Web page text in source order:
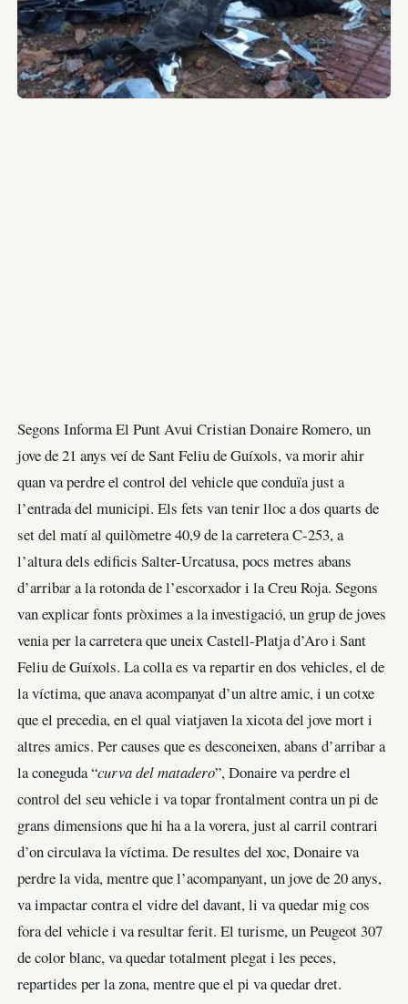
Segons Informa El Punt Avui Cristian Donaire Romero, un
jove de 21 anys veí de Sant Feliu de Guíxols, va morir ahir
quan va perdre el control del vehicle que conduïa just a
l’entrada del municipi. Els fets van tenir lloc a dos quarts de
set del matí al quilòmetre 40,9 de la carretera C-253, a
l’altura dels edificis Salter-Urcatusa, pocs metres abans
d’arribar a la rotonda de l’escorxador i la Creu Roja. Segons
van explicar fonts pròximes a la investigació, un grup de joves
venia per la carretera que uneix Castell-Platja d’Aro i Sant
Feliu de Guíxols. La colla es va repartir en dos vehicles, el de
la víctima, que anava acompanyat d’un altre amic, i un cotxe
que el precedia, en el qual viatjaven la xicota del jove mort i
altres amics. Per causes que es desconeixen, abans d’arribar a
la coneguda “curva del matadero”, Donaire va perdre el
control del seu vehicle i va topar frontalment contra un pi de
grans dimensions que hi ha a la vorera, just al carril contrari
d’on circulava la víctima. De resultes del xoc, Donaire va
perdre la vida, mentre que l’acompanyant, un jove de 20 anys,
va impactar contra el vidre del davant, li va quedar mig cos
fora del vehicle i va resultar ferit. El turisme, un Peugeot 307
de color blanc, va quedar totalment plegat i les peces,
repartides per la zona, mentre que el pi va quedar dret.